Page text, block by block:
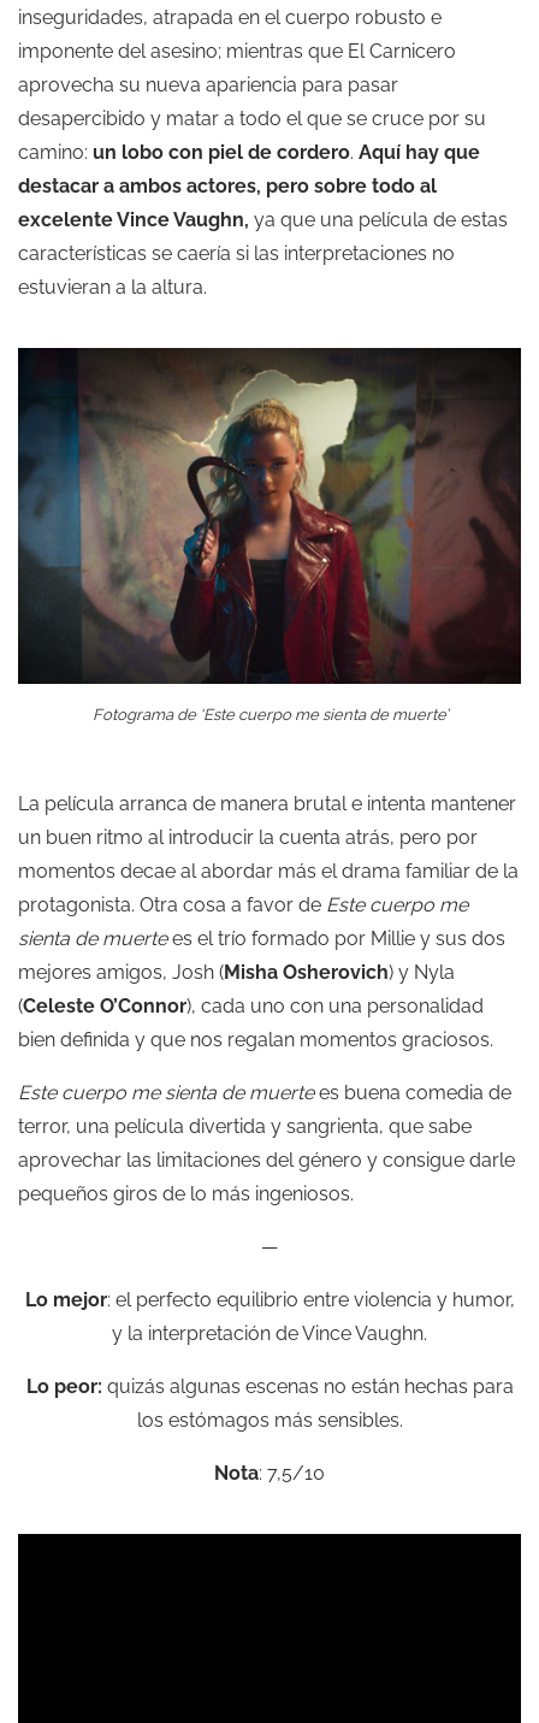
inseguridades, atrapada en el cuerpo robusto e
imponente del asesino; mientras que El Carnicero
aprovecha su nueva apariencia para pasar
desapercibido y matar a todo el que se cruce por su
camino: un lobo con piel de cordero. Aquí hay que
destacar a ambos actores, pero sobre todo al
excelente Vince Vaughn, ya que una película de estas
características se caería si las interpretaciones no
estuvieran a la altura.
Fotograma de ‘Este cuerpo me sienta de muerte’
La película arranca de manera brutal e intenta mantener
un buen ritmo al introducir la cuenta atrás, pero por
momentos decae al abordar más el drama familiar de la
protagonista. Otra cosa a favor de Este cuerpo me
sienta de muertees el trío formado por Millie y sus dos
mejores amigos, Josh (Misha Osherovich) y Nyla
(Celeste O’Connor), cada uno con una personalidad
bien definida y que nos regalan momentos graciosos.
Este cuerpo me sienta de muertees buena comedia de
terror, una película divertida y sangrienta, que sabe
aprovechar las limitaciones del género y consigue darle
pequeños giros de lo más ingeniosos.
—
Lo mejor: el perfecto equilibrio entre violencia y humor,
y la interpretación de Vince Vaughn.
Lo peor: quizás algunas escenas no están hechas para
los estómagos más sensibles.
Nota: 7,5/10